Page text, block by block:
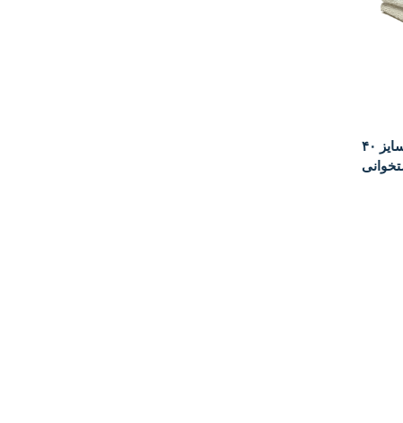
حوله دستی ارس مدل وین سایز ۴۰x۶۰